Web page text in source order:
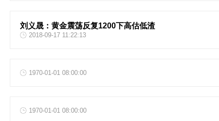
刘义晟：黄金震荡反复1200下高估低渣
2018-09-17 11:22:13
1970-01-01 08:00:00
1970-01-01 08:00:00